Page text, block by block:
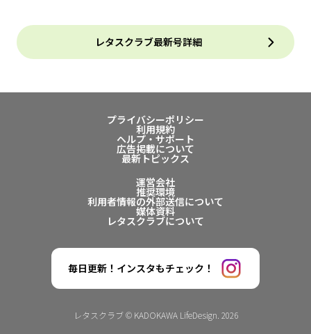
レタスクラブ最新号詳細
プライバシーポリシー
利用規約
ヘルプ・サポート
広告掲載について
最新トピックス
運営会社
推奨環境
利用者情報の外部送信について
媒体資料
レタスクラブについて
毎日更新！インスタもチェック！
レタスクラブ © KADOKAWA LifeDesign. 2026